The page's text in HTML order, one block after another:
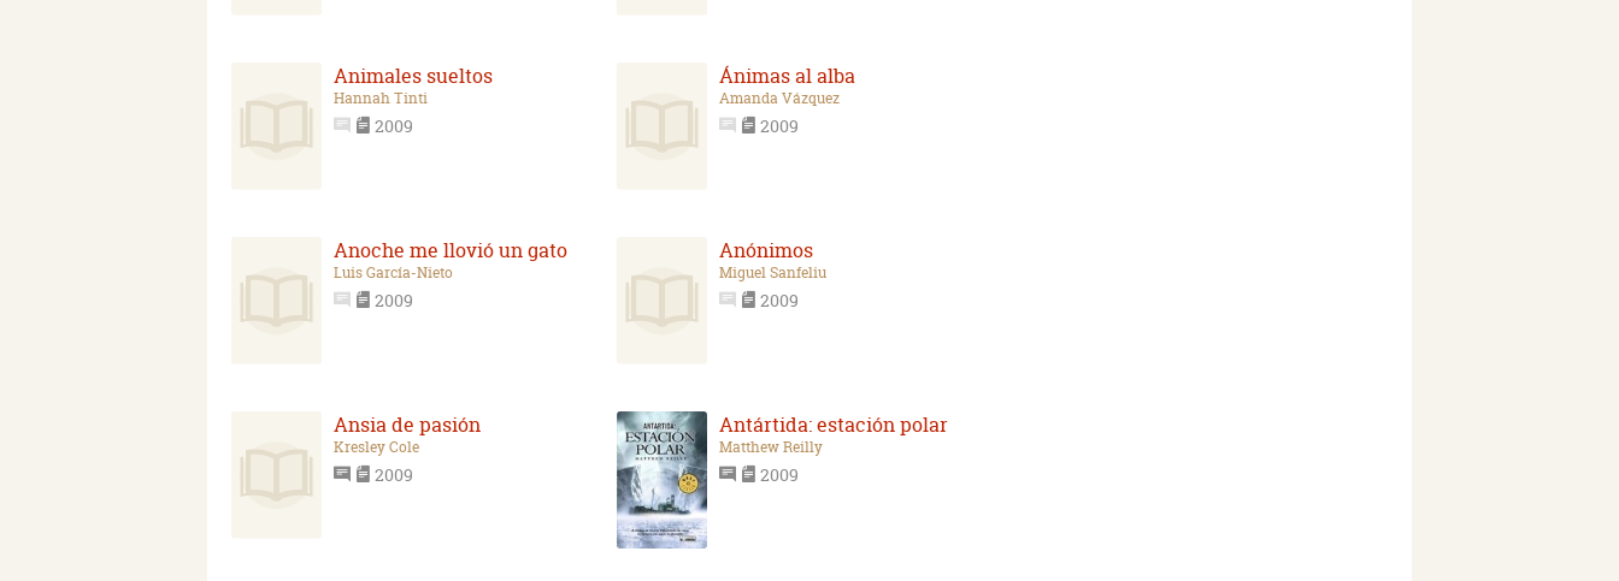
Animales sueltos
Hannah Tinti
2009
Ánimas al alba
Amanda Vázquez
2009
Anoche me llovió un gato
Luis García-Nieto
2009
Anónimos
Miguel Sanfeliu
2009
Ansia de pasión
Kresley Cole
2009
Antártida: estación polar
Matthew Reilly
2009